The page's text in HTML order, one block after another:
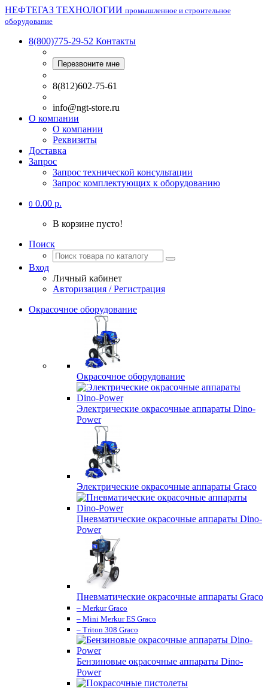
НЕФТЕГАЗ ТЕХНОЛОГИИ промышленное и строительное
оборудование
8(800)775-29-52 Контакты
Перезвоните мне
8(812)602-75-61
info@ngt-store.ru
О компании
О компании
Реквизиты
Доставка
Запрос
Запрос технической консультации
Запрос комплектующих к оборудованию
0 0.00 р.
В корзине пусто!
Поиск
Вход
Личный кабинет
Авторизация / Регистрация
Окрасочное оборудование
Окрасочное оборудование
Электрические окрасочные аппараты Dino-
Power
Электрические окрасочные аппараты Graco
Пневматические окрасочные аппараты Dino-
Power
Пневматические окрасочные аппараты Graco
– Merkur Graco
– Mini Merkur ES Graco
– Triton 308 Graco
Бензиновые окрасочные аппараты Dino-
Power